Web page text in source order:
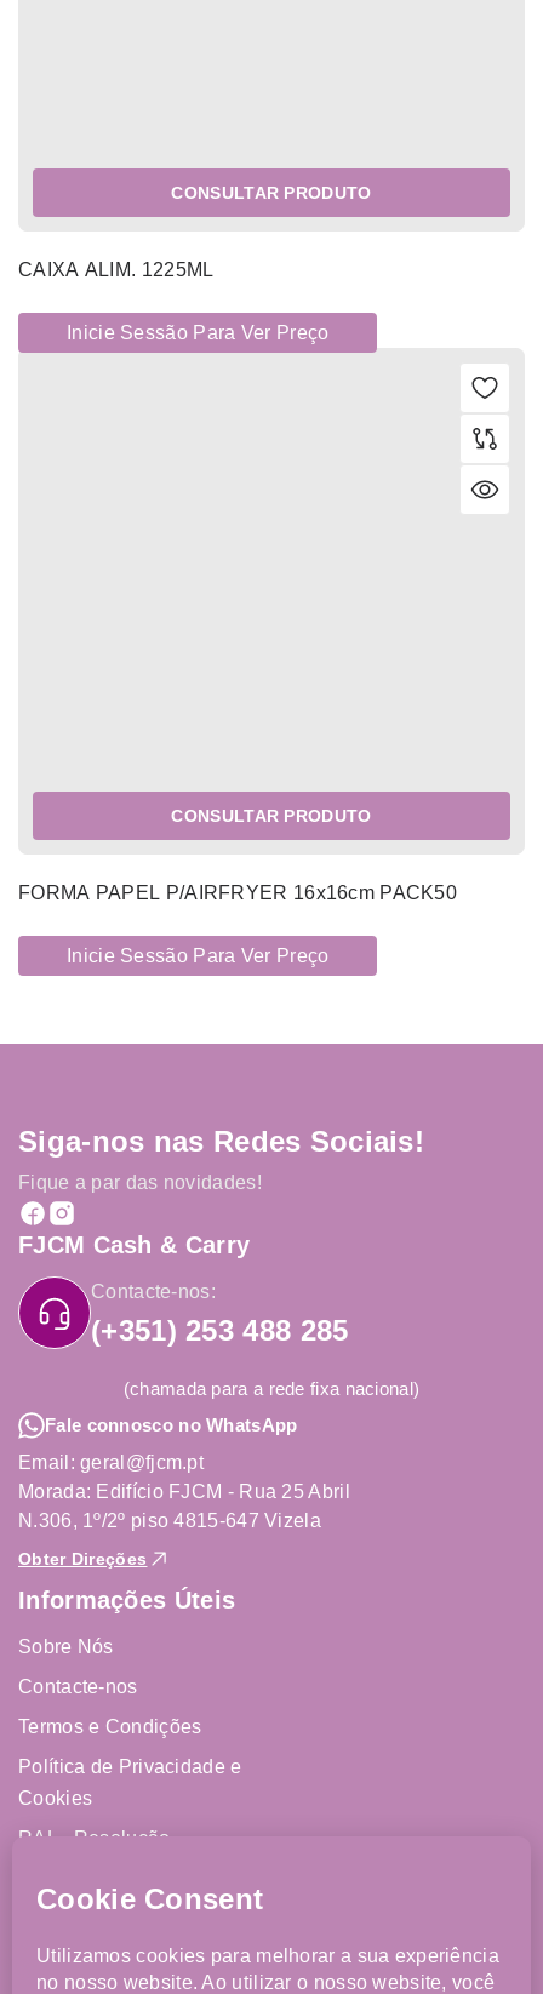
CONSULTAR PRODUTO
CAIXA ALIM. 1225ML
Inicie Sessão Para Ver Preço
CONSULTAR PRODUTO
FORMA PAPEL P/AIRFRYER 16x16cm PACK50
Inicie Sessão Para Ver Preço
Siga-nos nas Redes Sociais!
Fique a par das novidades!
FJCM Cash & Carry
Contacte-nos:
(+351) 253 488 285
(chamada para a rede fixa nacional)
Fale connosco no WhatsApp
Email: geral@fjcm.pt
Morada: Edifício FJCM - Rua 25 Abril
N.306, 1º/2º piso 4815-647 Vizela
Obter Direções
Informações Úteis
Sobre Nós
Contacte-nos
Termos e Condições
Política de Privacidade e
Cookies
RAL - Resolução
Livro de Reclamações